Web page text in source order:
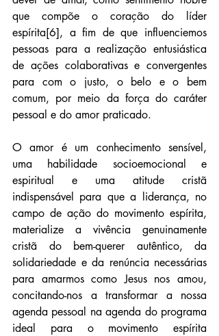
que compõe o coração do líder
espírita[6], a fim de que influenciemos
pessoas para a realização entusiástica
de ações colaborativas e convergentes
para com o justo, o belo e o bem
comum, por meio da força do caráter
pessoal e do amor praticado.
O amor é um conhecimento sensível,
uma habilidade socioemocional e
espiritual e uma atitude cristã
indispensável para que a liderança, no
campo de ação do movimento espírita,
materialize a vivência genuinamente
cristã do bem-querer autêntico, da
solidariedade e da renúncia necessárias
para amarmos como Jesus nos amou,
concitando-nos a transformar a nossa
agenda pessoal na agenda do programa
ideal para o movimento espírita